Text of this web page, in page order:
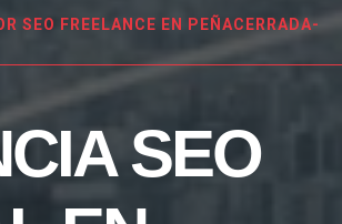
FREELANCE EN PEÑACERRADA-
SEO